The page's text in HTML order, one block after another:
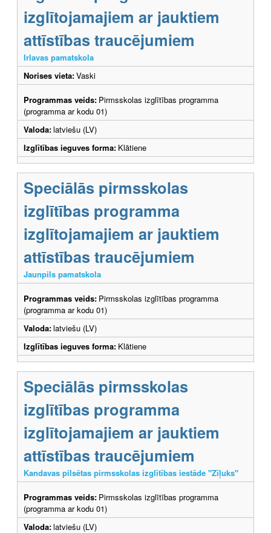
izglītojamajiem ar jauktiem
attīstības traucējumiem
Irlavas pamatskola
Norises vieta:Vaski
Programmas veids: Pirmsskolas izglītības programma
(programma ar kodu 01)
Valoda:latviešu (LV)
Izglītības ieguves forma: Klātiene
Speciālās pirmsskolas
izglītības programma
izglītojamajiem ar jauktiem
attīstības traucējumiem
Jaunpils pamatskola
Programmas veids: Pirmsskolas izglītības programma
(programma ar kodu 01)
Valoda:latviešu (LV)
Izglītības ieguves forma: Klātiene
Speciālās pirmsskolas
izglītības programma
izglītojamajiem ar jauktiem
attīstības traucējumiem
Kandavas pilsētas pirmsskolas izglītības iestāde "Zīļuks"
Programmas veids: Pirmsskolas izglītības programma
(programma ar kodu 01)
Valoda:latviešu (LV)